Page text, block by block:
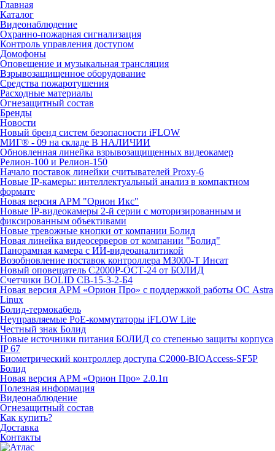
Главная
Каталог
Видеонаблюдение
Охранно-пожарная сигнализация
Контроль управления доступом
Домофоны
Оповещение и музыкальная трансляция
Взрывозащищенное оборудование
Средства пожаротушения
Расходные материалы
Огнезащитный состав
Бренды
Новости
Новый бренд систем безопасности iFLOW
МИГ® - 09 на складе В НАЛИЧИИ
Обновленная линейка взрывозащищенных видеокамер
Релион-100 и Релион-150
Начало поставок линейки считывателей Proxy-6
Новые IP-камеры: интеллектуальный анализ в компактном
формате
Новая версия АРМ "Орион Икс"
Новые IP-видеокамеры 2-й серии с моторизированным и
фиксированным объективами
Новые тревожные кнопки от компании Болид
Новая линейка видеосерверов от компании "Болид"
Панорамная камера с ИИ-видеоаналитикой
Возобновление поставок контроллера М3000-Т Инсат
Новый оповещатель С2000Р-ОСТ-24 от БОЛИД
Счетчики BOLID СВ-15-3-2-Б4
Новая версия АРМ «Орион Про» с поддержкой работы ОС Astra
Linux
Болид-термокабель
Неуправляемые PoE-коммутаторы iFLOW Lite
Честный знак Болид
Новые источники питания БОЛИД со степенью защиты корпуса
IP 67
Биометрический контроллер доступа С2000-BIOAccess-SF5P
Болид
Новая версия АРМ «Орион Про» 2.0.1п
Полезная информация
Видеонаблюдение
Огнезащитный состав
Как купить?
Доставка
Контакты